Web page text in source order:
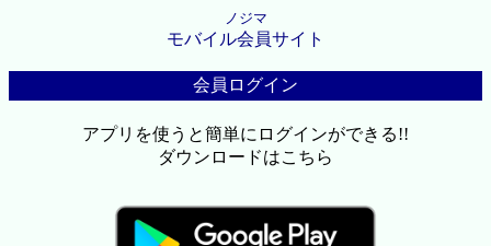
ノジマ
モバイル会員サイト
会員ログイン
アプリを使うと簡単にログインができる!!
ダウンロードはこちら